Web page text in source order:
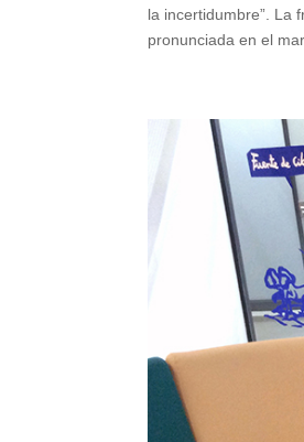
la incertidumbre”. La
pronunciada en el